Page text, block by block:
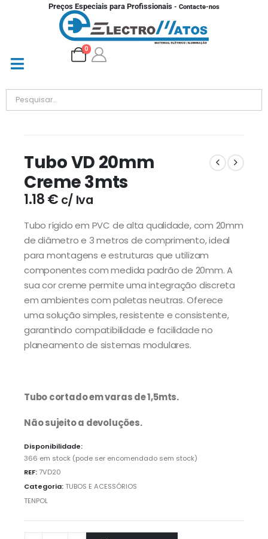
Preços Especiais para Profissionais - Contacte-nos
0
Tubo VD 20mm
Creme 3mts
1.18€ c/ Iva
Tubo rígido em PVC de alta qualidade, com 20mm
de diâmetro e 3 metros de comprimento, ideal
para montagens e estruturas que utilizam
componentes com medida padrão de 20mm. A
sua cor creme permite uma integração discreta
em ambientes com paletas neutras. Oferece
uma solução simples, resistente e consistente,
garantindo compatibilidade e facilidade no
planeamento de sistemas modulares.
Tubo cortado em varas de 1,5mts.
Não sujeito a devoluções.
Disponibilidade:
366 em stock (pode ser encomendado sem stock)
REF:7VD20
Categoria:TUBOS E ACESSÓRIOS
TENPOL